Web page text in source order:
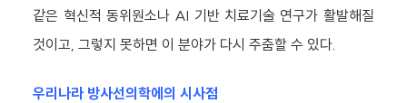
같은 혁신적 동위원소나 AI 기반 치료기술 연구가 활발해질
것이고, 그렇지 못하면 이 분야가 다시 주춤할 수 있다.
우리나라 방사선의학에의 시사점